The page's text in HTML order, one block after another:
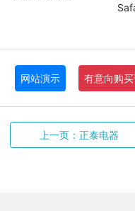
网站演示 有意向购
上一页：正泰电器